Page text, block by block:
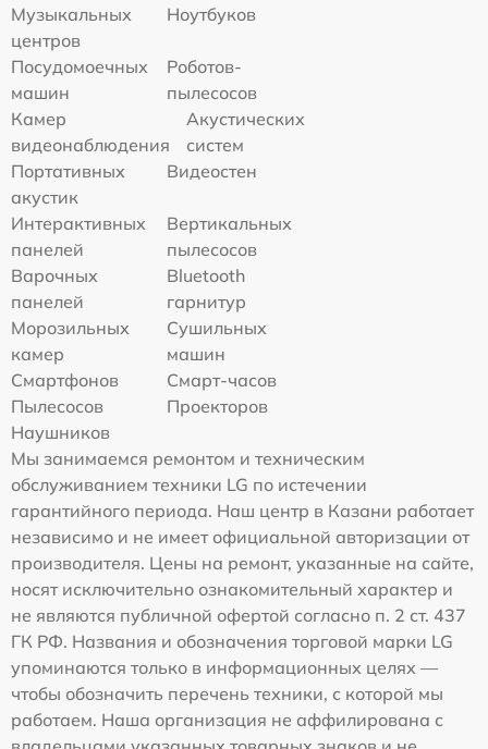
Музыкальных
центров
Ноутбуков
Посудомоечных
машин
Роботов-
пылесосов
Камер
видеонаблюдения
Акустических
систем
Портативных
акустик
Видеостен
Интерактивных
панелей
Вертикальных
пылесосов
Варочных
панелей
Bluetooth
гарнитур
Морозильных
камер
Сушильных
машин
Смартфонов
Смарт-часов
Пылесосов
Проекторов
Наушников
Мы занимаемся ремонтом и техническим
обслуживанием техники LG по истечении
гарантийного периода. Наш центр в Казани работает
независимо и не имеет официальной авторизации от
производителя. Цены на ремонт, указанные на сайте,
носят исключительно ознакомительный характер и
не являются публичной офертой согласно п. 2 ст. 437
ГК РФ. Названия и обозначения торговой марки LG
упоминаются только в информационных целях —
чтобы обозначить перечень техники, с которой мы
работаем. Наша организация не аффилирована с